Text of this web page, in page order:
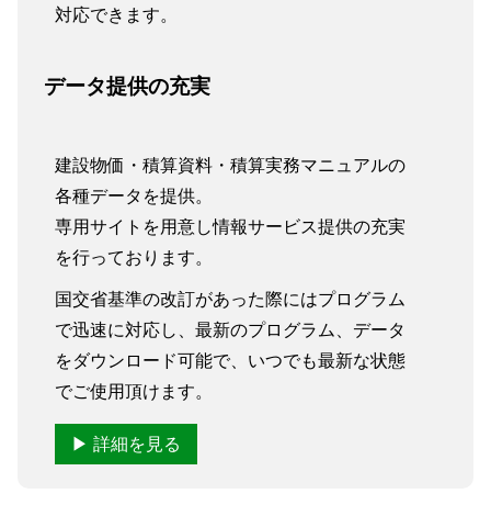
対応できます。
データ提供の充実
建設物価・積算資料・積算実務マニュアルの
各種データを提供。
専用サイトを用意し情報サービス提供の充実
を行っております。
国交省基準の改訂があった際にはプログラム
で迅速に対応し、最新のプログラム、データ
をダウンロード可能で、いつでも最新な状態
でご使用頂けます。
▶ 詳細を見る